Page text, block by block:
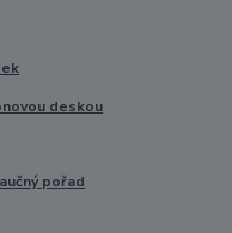
deskou
pořad